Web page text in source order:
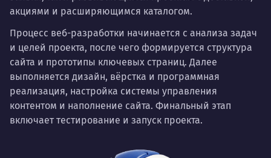
акциями и расширяющимся каталогом.
Процесс веб-разработки начинается с анализа задач
и целей проекта, после чего формируется структура
сайта и прототипы ключевых страниц. Далее
выполняется дизайн, вёрстка и программная
реализация, настройка системы управления
контентом и наполнение сайта. Финальный этап
включает тестирование и запуск проекта.